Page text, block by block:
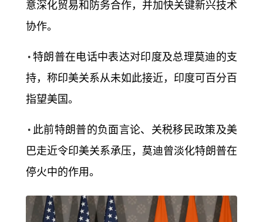
意深化贸易和防务合作，并加快关键新兴技术
协作。
特朗普在电话中表达对印度及总理莫迪的支
持，称印美关系从未如此接近，印度可百分百
指望美国。
此前特朗普的负面言论、关税移民政策及美
巴走近令印美关系承压，莫迪曾淡化特朗普在
停火中的作用。